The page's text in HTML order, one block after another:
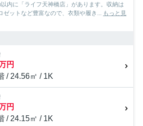
内に「ライフ天神橋店」があります。収納は
ゼットなど豊富なので、衣類や履き... もっと見
円
/ 24.56㎡ / 1K
円
/ 24.15㎡ / 1K